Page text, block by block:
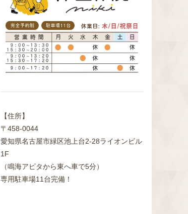
【住所】
〒458-0044
愛知県名古屋市緑区池上台2‐28ライオンビル
1F
（鳴海アピタから東へ車で5分）
専用駐車場11台完備！